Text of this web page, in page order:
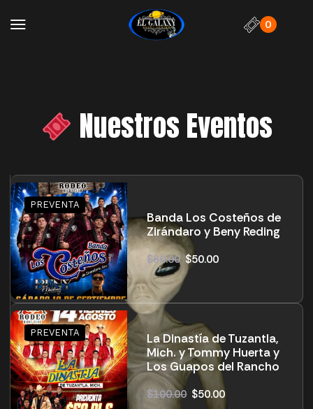
0
Nuestros Eventos
Banda Los Costeños de
Zirándaro y Beny Reding
$80.00 $50.00
La Dinastía de Tuzantla,
Mich. y Tommy Huerta y
Los Guapos del Rancho
$100.00 $50.00